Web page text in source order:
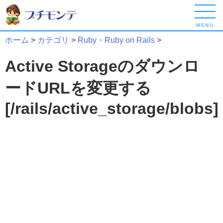
MENU
ホーム > カテゴリ > Ruby・Ruby on Rails >
Active Storageのダウンロ
ードURLを変更する
[/rails/active_storage/blobs]